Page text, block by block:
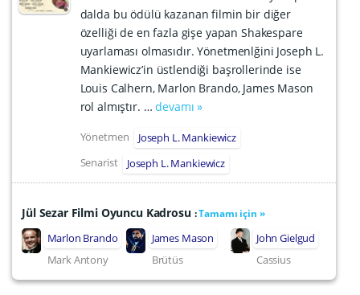
dalda bu ödülü kazanan filmin bir diğer
özelliği de en fazla gişe yapan Shakespare
uyarlaması olmasıdır. Yönetmenlğini Joseph L.
Mankiewicz’in üstlendiği başrollerinde ise
Louis Calhern, Marlon Brando, James Mason
rol almıştır. …devamı »
Yönetmen
Joseph L. Mankiewicz
Senarist
Joseph L. Mankiewicz
Jül Sezar Filmi Oyuncu Kadrosu :Tamamı için »
Marlon Brando
Mark Antony
James Mason
Brütüs
John Gielgud
Cassius